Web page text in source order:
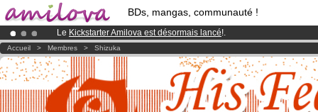
BDs, mangas, communauté !
Le Kickstarter Amilova est désormais lancé!.
Abonnement premium: à partir de3.95 eurospar mois !Clique ici
Déjà 100000membreset 1000BDs & Mangas!
Accueil > Membres > Shizuka